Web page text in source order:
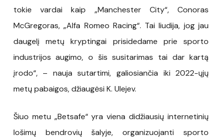
tokie vardai kaip „Manchester City“, Conoras
McGregoras, „Alfa Romeo Racing“. Tai liudija, jog jau
daugelį metų kryptingai prisidedame prie sporto
industrijos augimo, o šis susitarimas tai dar kartą
įrodo“, – nauja sutartimi, galiosiančia iki 2022-ųjų
metų pabaigos, džiaugėsi K. Ulejev.
Šiuo metu „Betsafe“ yra viena didžiausių internetinių
lošimų bendrovių šalyje, organizuojanti sporto